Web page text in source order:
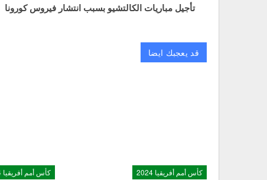
تأجيل مباريات الكالتشيو بسبب انتشار فيروس كورونا
قد يعجبك ايضا
كأس أمم أفريقيا 2024 كأس أمم أفريقيا 2024